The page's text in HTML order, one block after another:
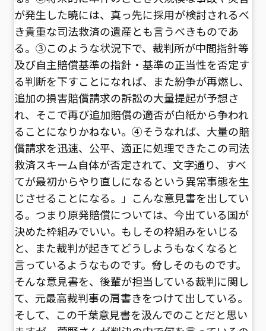
が発生した暁には、真っ先に採用が検討されるべ
き貴重な司法救済の遺産とも言うべきものであ
る。③このような状況下で、裁判所が中間指針等
及び自主賠償基準の指針・基準の正当性を否定す
る判断を下すことになれば、また紛争が再燃し、
追加の損害賠償請求の訴訟の大量提起が予想さ
れ、そこで再び追加賠償の適否が白紙から争われ
ることになりかねない。④そうなれば、大量の賠
償請求を迅速、公平、適正に処理できたこの司法
救済スキーム自体が否定されて、文字通り、すべ
てが最初からやり直しになるという異常事態を生
じさせることになる。」こんな意見書を出してい
る。つまり原発賠償については、今出ている国が
決めた枠組みでいい。もしその枠組みをいじる
と、また裁判が起きてどうしようもなくなると
言っているようなものです。脅しそのものです。
そんな意見書を、後輩が担当している裁判に関し
て、元最高裁判事の肩書きをつけて出している。
そして、この千葉意見書を汲んでのことだと思い